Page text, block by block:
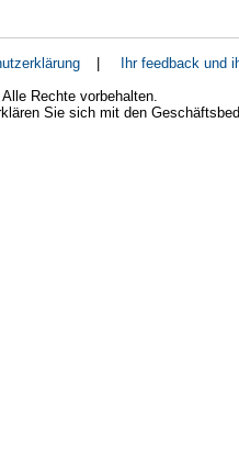
Ihr feedback und
Rechte vorbehalten.
Sie sich mit den